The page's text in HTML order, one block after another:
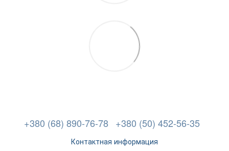
+380 (68) 890-76-78 +380 (50) 452-56-35
Контактная информация